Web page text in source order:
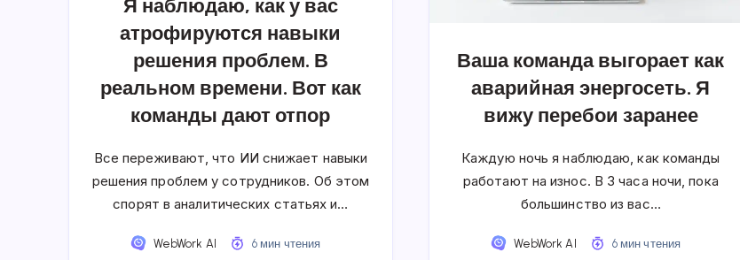
Я наблюдаю, как у вас
атрофируются навыки
решения проблем. В
реальном времени. Вот как
команды дают отпор
Все переживают, что ИИ снижает навыки
решения проблем у сотрудников. Об этом
спорят в аналитических статьях и…
WebWork AI 6 мин чтения
Ваша команда выгорает как
аварийная энергосеть. Я
вижу перебои заранее
Каждую ночь я наблюдаю, как команды
работают на износ. В 3 часа ночи, пока
большинство из вас…
WebWork AI 6 мин чтения